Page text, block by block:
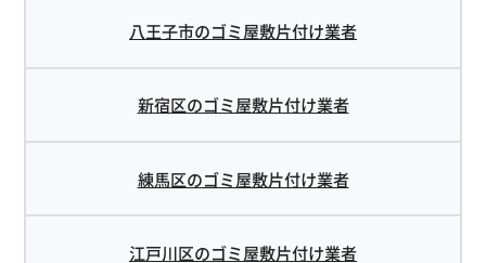
八王子市のゴミ屋敷片付け業者
新宿区のゴミ屋敷片付け業者
練馬区のゴミ屋敷片付け業者
江戸川区のゴミ屋敷片付け業者